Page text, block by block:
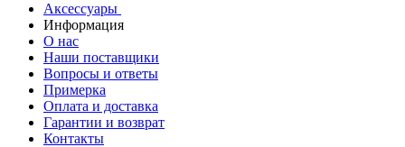
Аксессуары
Информация
О нас
Наши поставщики
Вопросы и ответы
Примерка
Оплата и доставка
Гарантии и возврат
Контакты